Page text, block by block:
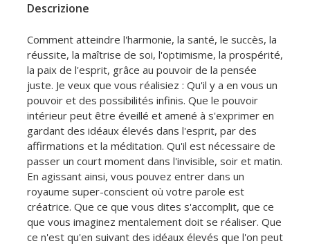
Descrizione
Comment atteindre l'harmonie, la santé, le succès, la
réussite, la maîtrise de soi, l'optimisme, la prospérité,
la paix de l'esprit, grâce au pouvoir de la pensée
juste. Je veux que vous réalisiez : Qu'il y a en vous un
pouvoir et des possibilités infinis. Que le pouvoir
intérieur peut être éveillé et amené à s'exprimer en
gardant des idéaux élevés dans l'esprit, par des
affirmations et la méditation. Qu'il est nécessaire de
passer un court moment dans l'invisible, soir et matin.
En agissant ainsi, vous pouvez entrer dans un
royaume super-conscient où votre parole est
créatrice. Que ce que vous dites s'accomplit, que ce
que vous imaginez mentalement doit se réaliser. Que
ce n'est qu'en suivant des idéaux élevés que l'on peut